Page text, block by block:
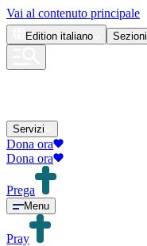
Vai al contenuto principale
Edition italiano Sezioni
Servizi
Dona ora
Dona ora
Prega
Menu
Pray